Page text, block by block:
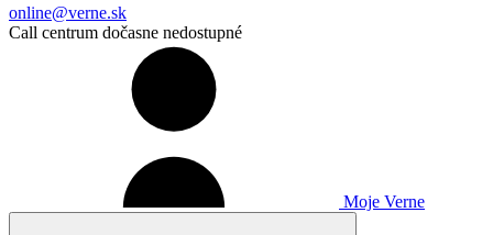
online@verne.sk
Call centrum dočasne nedostupné
Moje Verne